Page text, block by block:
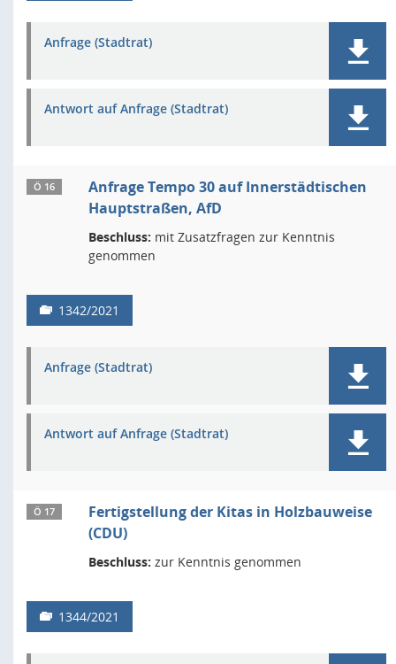
Anfrage (Stadtrat)
Antwort auf Anfrage (Stadtrat)
Ö 16
Anfrage Tempo 30 auf Innerstädtischen
Hauptstraßen, AfD
Beschluss: mit Zusatzfragen zur Kenntnis
genommen
1342/2021
Anfrage (Stadtrat)
Antwort auf Anfrage (Stadtrat)
Ö 17
Fertigstellung der Kitas in Holzbauweise
(CDU)
Beschluss: zur Kenntnis genommen
1344/2021